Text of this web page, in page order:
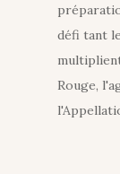
défi tant
Rouge,